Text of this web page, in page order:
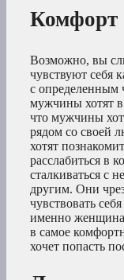
Комфорт
Возможно, вы
чувствуют себя
с определенным
мужчины хотят
что мужчины
рядом со своей
хотят
расслабиться в
сталкиваться с
другим. Они
чувствовать
именно
в самое
хочет попасть